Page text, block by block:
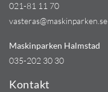
021-81 11 70
vasteras@maskinparken.se
Maskinparken Halmstad
035-202 30 30
Kontakt